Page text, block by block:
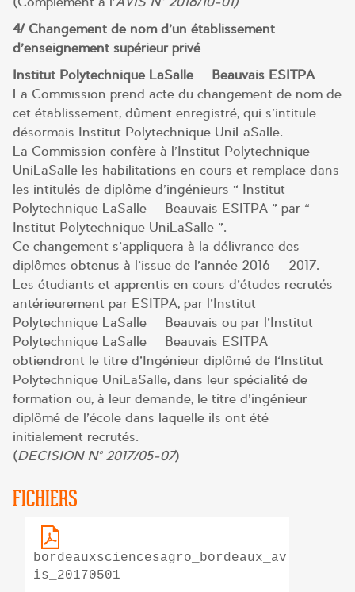
4/ Changement de nom d’un établissement
d’enseignement supérieur privé
Institut Polytechnique LaSalle – Beauvais ESITPA
La Commission prend acte du changement de nom de
cet établissement, dûment enregistré, qui s’intitule
désormais Institut Polytechnique UniLaSalle.
La Commission confère à l’Institut Polytechnique
UniLaSalle les habilitations en cours et remplace dans
les intitulés de diplôme d’ingénieurs « Institut
Polytechnique LaSalle – Beauvais ESITPA » par «
Institut Polytechnique UniLaSalle ».
Ce changement s’appliquera à la délivrance des
diplômes obtenus à l’issue de l’année 2016 – 2017.
Les étudiants et apprentis en cours d’études recrutés
antérieurement par ESITPA, par l’Institut
Polytechnique LaSalle – Beauvais ou par l’Institut
Polytechnique LaSalle – Beauvais ESITPA
obtiendront le titre d’Ingénieur diplômé de l‘Institut
Polytechnique UniLaSalle, dans leur spécialité de
formation ou, à leur demande, le titre d’ingénieur
diplômé de l’école dans laquelle ils ont été
initialement recrutés.
(DECISION N° 2017/05-07)
FICHIERS
bordeauxsciencesagro_bordeaux_av
is_20170501